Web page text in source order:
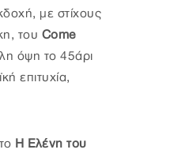
με στίχους
του Come
όψη το 45άρι
επιτυχία,
Η Ελένη του